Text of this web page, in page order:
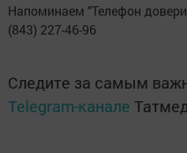
Напоминаем "Телефон
(843) 227-46-96
Следите за самым
Telegram-канале